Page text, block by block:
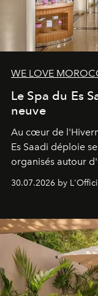
WE LOVE
Le Spa du Es
neuve
Au cœur de
Es Saadi déploie
organisés autour
neuro-
entièreté, entre
reposants.
30.07.2026 by